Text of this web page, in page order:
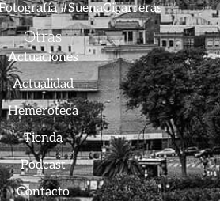
#SuenaCigarreras
Otras
Actuaciones
Actualidad
Hemeroteca
Tienda
Podcast
Contacto